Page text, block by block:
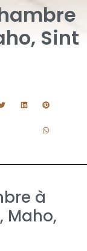
Sint
à
Maho,